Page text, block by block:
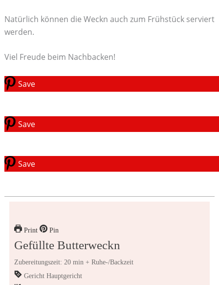
Natürlich können die Weckn auch zum Frühstück serviert
werden.
Viel Freude beim Nachbacken!
Save
Save
Save
Print Pin
Gefüllte Butterweckn
Zubereitungszeit: 20 min + Ruhe-/Backzeit
Gericht Hauptgericht